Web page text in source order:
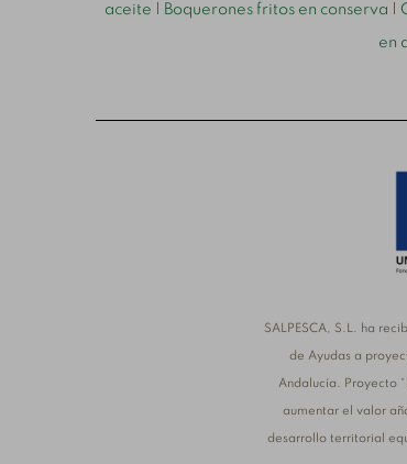
aceite Boquerones fritos en conserva
en
SALPESCA, S.L. ha
de Ayudas a
Andalucía. Proyecto
aumentar el valor
desarrollo territorial